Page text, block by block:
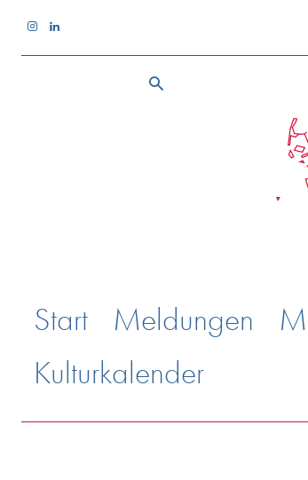
Start Meldungen
Kulturkalender